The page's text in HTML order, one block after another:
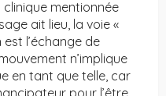
mentionnée
ait lieu, la voie «
l’échange de
n’implique
en tant que telle, car